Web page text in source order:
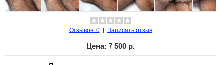
Отзывов: 0| Написать отзыв
Цена: 7 500 р.